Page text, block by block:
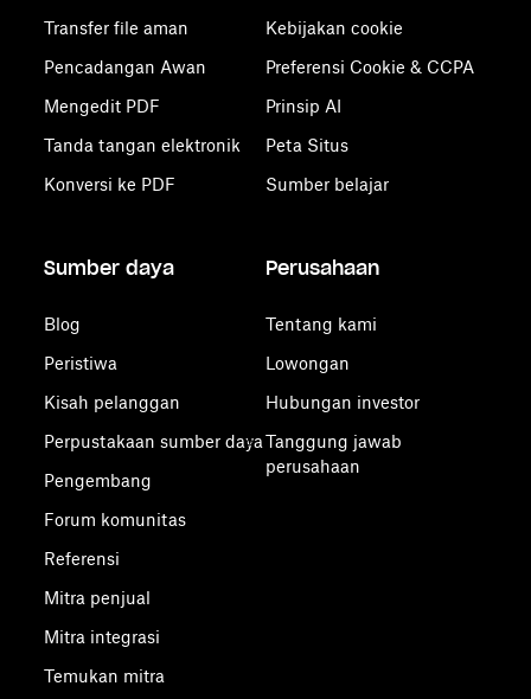
Transfer file aman
Pencadangan Awan
Mengedit PDF
Tanda tangan elektronik
Konversi ke PDF
Kebijakan cookie
Preferensi Cookie & CCPA
Prinsip AI
Peta Situs
Sumber belajar
Sumber daya
Blog
Peristiwa
Kisah pelanggan
Perpustakaan sumber daya
Pengembang
Forum komunitas
Referensi
Mitra penjual
Mitra integrasi
Temukan mitra
Perusahaan
Tentang kami
Lowongan
Hubungan investor
Tanggung jawab
perusahaan